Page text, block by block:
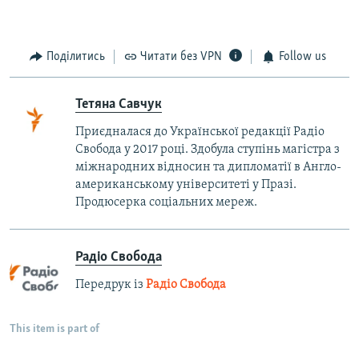
Поділитись Читати без VPN Follow us
Тетяна Савчук
Приєдналася до Української редакції Радіо
Свобода у 2017 році. Здобула ступінь магістра з
міжнародних відносин та дипломатії в Англо-
американському університеті у Празі.
Продюсерка соціальних мереж.
Радіо Свобода
Передрук із Радіо Свобода
This item is part of